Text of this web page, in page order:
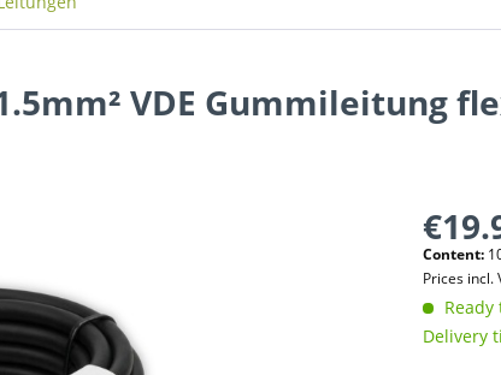
VDE Gummileitung
Content:
Prices incl.
Delivery